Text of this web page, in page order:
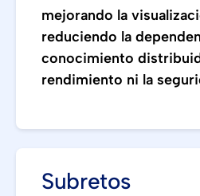
mejorando la
reduciendo la
conocimiento
rendimiento ni la
Subretos